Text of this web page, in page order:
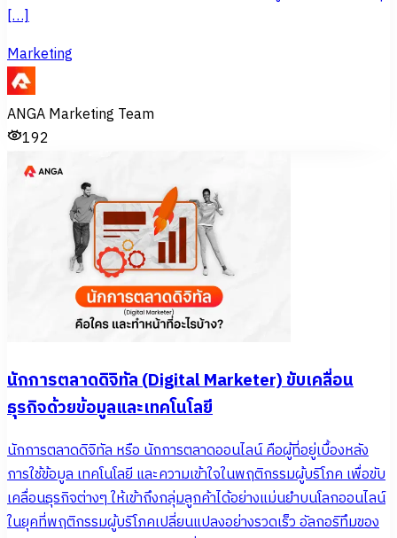
[…]
Marketing
ANGA Marketing Team
192
นักการตลาดดิจิทัล (Digital Marketer) ขับเคลื่อน
ธุรกิจด้วยข้อมูลและเทคโนโลยี
นักการตลาดดิจิทัล หรือ นักการตลาดออนไลน์ คือผู้ที่อยู่เบื้องหลัง
การใช้ข้อมูล เทคโนโลยี และความเข้าใจในพฤติกรรมผู้บริโภค เพื่อขับ
เคลื่อนธุรกิจต่างๆ ให้เข้าถึงกลุ่มลูกค้าได้อย่างแม่นยำบนโลกออนไลน์
ในยุคที่พฤติกรรมผู้บริโภคเปลี่ยนแปลงอย่างรวดเร็ว อัลกอริทึมของ